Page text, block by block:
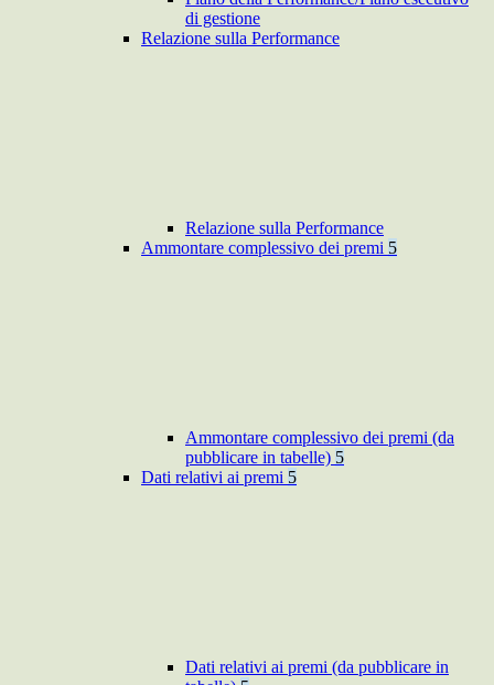
di gestione
Relazione sulla Performance
Relazione sulla Performance
Ammontare complessivo dei premi 5
Ammontare complessivo dei premi (da
pubblicare in tabelle) 5
Dati relativi ai premi 5
Dati relativi ai premi (da pubblicare in